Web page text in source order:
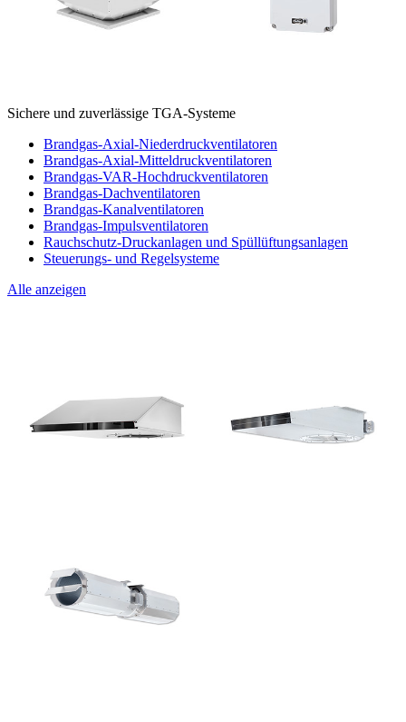
Sichere und zuverlässige TGA-Systeme
Brandgas-Axial-Niederdruckventilatoren
Brandgas-Axial-Mitteldruckventilatoren
Brandgas-VAR-Hochdruckventilatoren
Brandgas-Dachventilatoren
Brandgas-Kanalventilatoren
Brandgas-Impulsventilatoren
Rauchschutz-Druckanlagen und Spüllüftungsanlagen
Steuerungs- und Regelsysteme
Alle anzeigen